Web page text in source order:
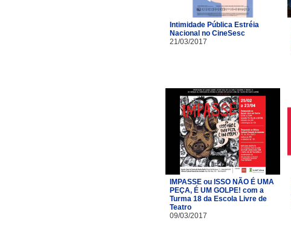
Intimidade Pública Estréia
Nacional no CineSesc
21/03/2017
IMPASSE ou ISSO NÃO É UMA
PEÇA, É UM GOLPE! com a
Turma 18 da Escola Livre de
Teatro​
09/03/2017